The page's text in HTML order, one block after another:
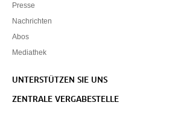
Presse
Nachrichten
Abos
Mediathek
UNTERSTÜTZEN SIE UNS
ZENTRALE VERGABESTELLE